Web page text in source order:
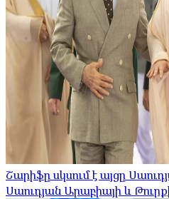
Շարիֆը սկսում է այցը
Սաուդյան Արաբիայի և